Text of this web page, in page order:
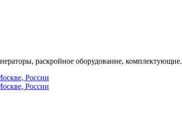
раскройное оборудование, комплектующие.
России
России